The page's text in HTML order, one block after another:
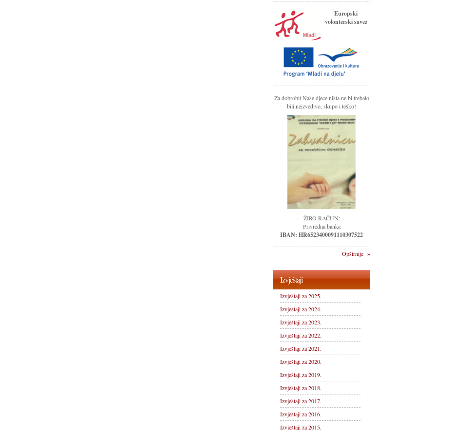
Europski
volonterski savez
Za dobrobit Naše djece ništa ne bi trebalo
bili neizvedivo, skupo i teško!
ŽIRO RAČUN:
Privredna banka
IBAN: HR6523400091110307522
Opširnije »
Izvještaji
Izvještaji za 2025.
Izvještaji za 2024.
Izvještaji za 2023.
Izvještaji za 2022.
Izvještaji za 2021.
Izvještaji za 2020.
Izvještaji za 2019.
Izvještaji za 2018.
Izvještaji za 2017.
Izvještaji za 2016.
Izvještaji za 2015.